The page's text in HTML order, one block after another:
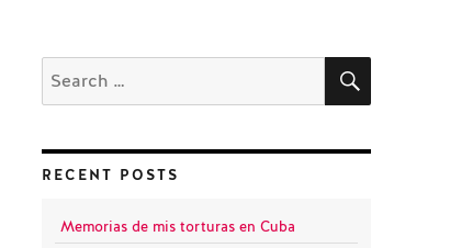
Search
for:
SEARCH
RECENT POSTS
Memorias de mis torturas en Cuba